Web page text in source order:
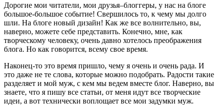
Дорогие мои читатели, мои друзья–блоггеры, у нас на блоге
большое-большое событие! Свершилось то, к чему мы долго
шли. На блоге новый дизайн! Как же все волнительно, вы,
наверно, можете себе представить. Конечно, мне, как
творческому человеку, очень давно хотелось преображения
блога. Но как говорится, всему свое время.
Наконец-то это время пришло, чему я очень и очень рада. И
это даже не те слова, которые можно подобрать. Радости такие
разделяет и мой муж, с кем мы ведем вместе блог. Наверно, вы
знаете, что я пишу все статьи, от меня идут все творческие
идеи, а вот технически воплощает все мои задумки муж.